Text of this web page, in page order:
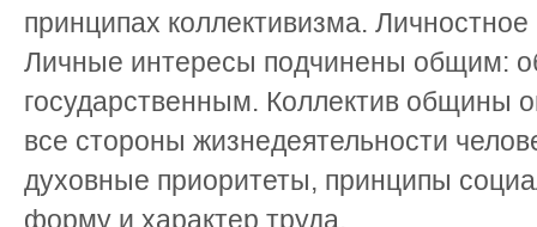
принципах коллективизма.
Личные интересы подчинены общим:
государственным. Коллектив общины
все стороны жизнедеятельности
духовные приоритеты, принципы
форму и характер труда.